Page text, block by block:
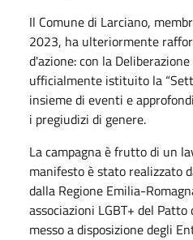
Il Comune di Larciano,
2023, ha ulteriormente
d'azione: con la
ufficialmente istituito la
insieme di eventi e
i pregiudizi di genere.
La campagna è frutto di un
manifesto è stato realizzato
dalla Regione Emilia-
associazioni LGBT+ del
messo a disposizione degli